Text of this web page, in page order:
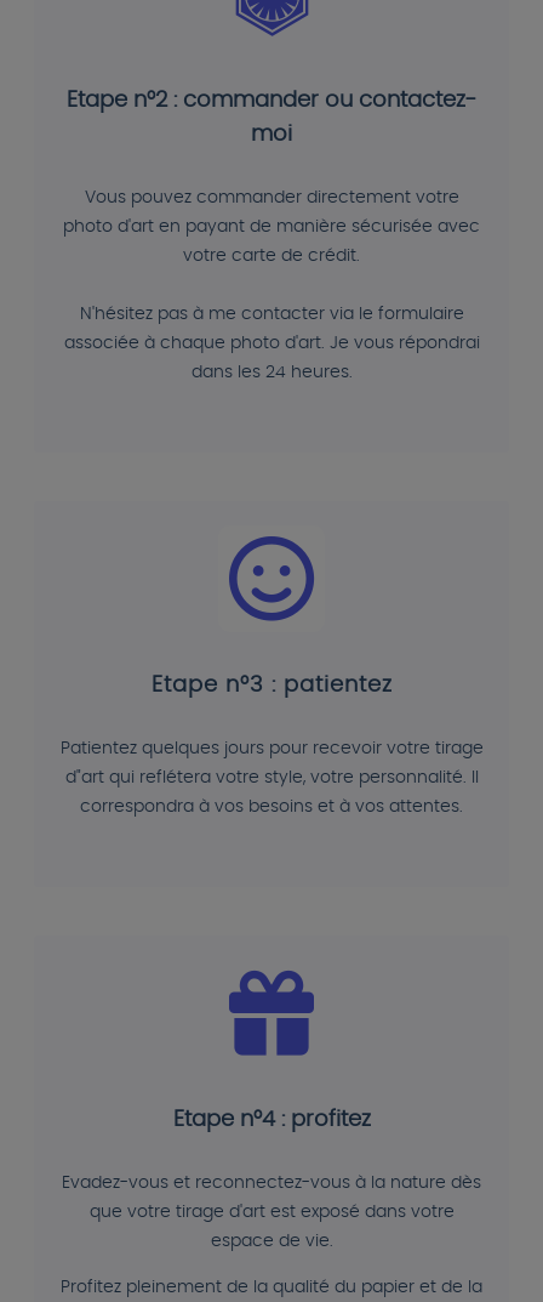
Etape n°2 : commander ou contactez-
moi
Vous pouvez commander directement votre
photo d'art en payant de manière sécurisée avec
votre carte de crédit.
N'hésitez pas à me contacter via le formulaire
associée à chaque photo d'art. Je vous répondrai
dans les 24 heures.
Etape n°3 : patientez
Patientez quelques jours pour recevoir votre tirage
d"art qui reflétera votre style, votre personnalité. Il
correspondra à vos besoins et à vos attentes.
Etape n°4 : profitez
Evadez-vous et reconnectez-vous à la nature dès
que votre tirage d'art est exposé dans votre
espace de vie.
Profitez pleinement de la qualité du papier et de la